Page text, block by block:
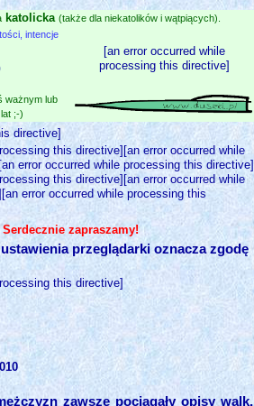
katolicka (także dla niekatolików i wątpiących).
intencje
[an error occurred while
processing this directive]
ważnym lub
;-)
directive]
this directive][an error occurred while
error occurred while processing this directive]
this directive][an error occurred while
error occurred while processing this
Serdecznie zapraszamy!
przeglądarki oznacza zgodę
this directive]
zawsze pociągały opisy walk,